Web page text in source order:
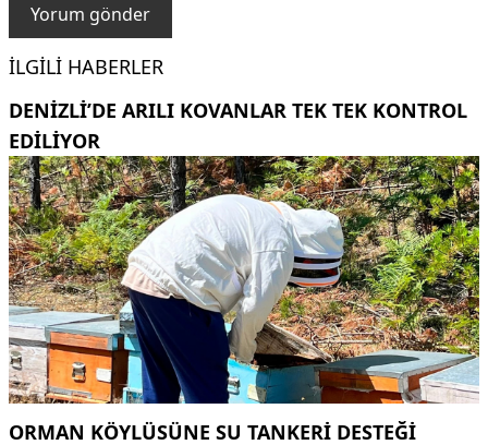
İLGILI HABERLER
DENIZLI’DE ARILI KOVANLAR TEK TEK KONTROL
EDILIYOR
ORMAN KÖYLÜSÜNE SU TANKERİ DESTEĞİ